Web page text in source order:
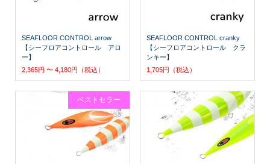
SEAFLOOR CONTROL arrow
【シーフロアコントロール アロ
ー】
2,365円 〜 4,180円（税込）
SEAFLOOR CONTROL cranky
【シーフロアコントロール クラ
ンキー】
1,705円（税込）
ベストセラー